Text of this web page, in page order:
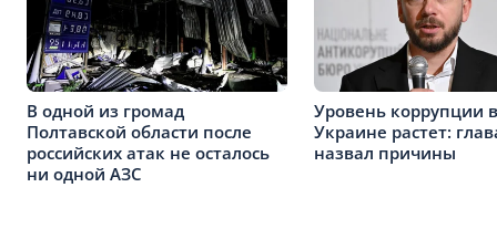
В одной из громад
Полтавской области после
российских атак не осталось
ни одной АЗС
Уровень коррупции в
Украине растет:
назвал причины